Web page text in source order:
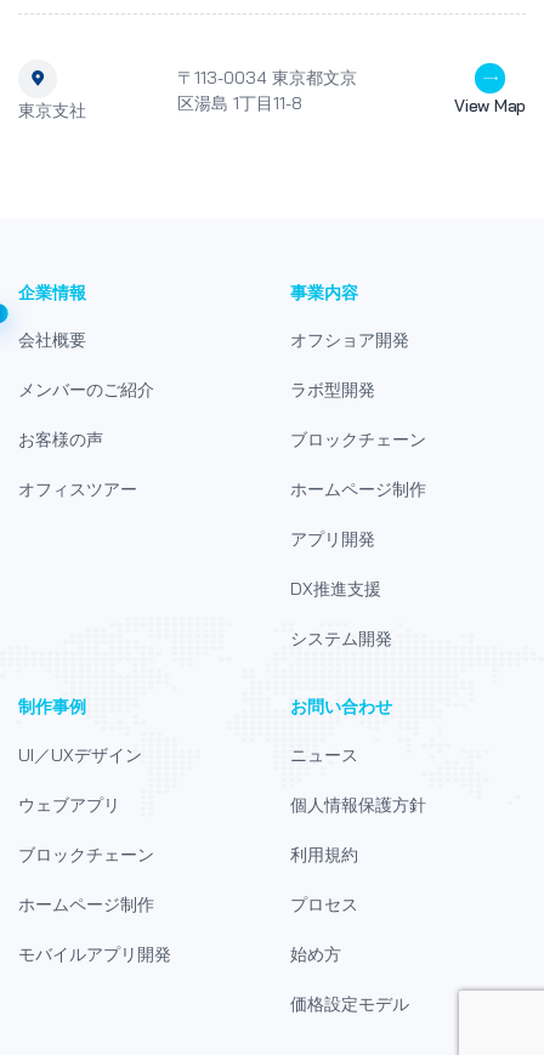
東京支社
〒113-0034 東京都文京
区湯島 1丁目11-8
View Map
企業情報
会社概要
メンバーのご紹介
お客様の声
オフィスツアー
事業内容
オフショア開発
ラボ型開発
ブロックチェーン
ホームページ制作
アプリ開発
DX推進支援
システム開発
制作事例
UI／UXデザイン
ウェブアプリ
ブロックチェーン
ホームページ制作
モバイルアプリ開発
お問い合わせ
ニュース
個人情報保護方針
利用規約
プロセス
始め方
価格設定モデル